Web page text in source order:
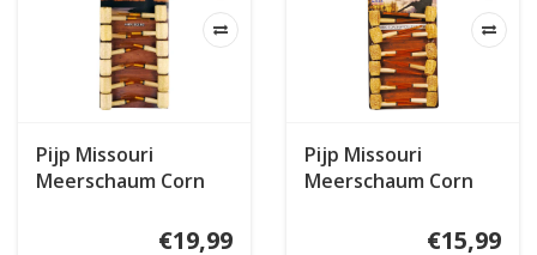
Pijp Missouri
Meerschaum Corn
€19,99
Pijp Missouri
Meerschaum Corn
€15,99